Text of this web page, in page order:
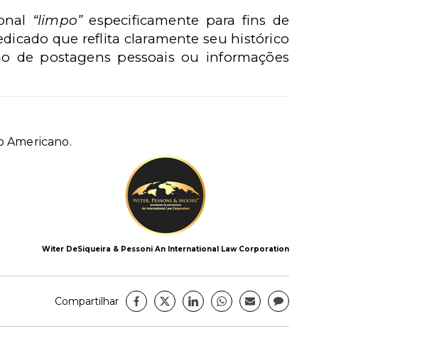
“limpo”especificamente para fins de
que reflita claramente seu histórico
de postagens pessoais ou informações
Americano.
Witer DeSiqueira & Pessoni An International Law Corporation
Compartilhar